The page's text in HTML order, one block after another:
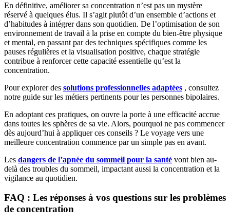
En définitive, améliorer sa concentration n’est pas un mystère
réservé à quelques élus. Il s’agit plutôt d’un ensemble d’actions et
d’habitudes à intégrer dans son quotidien. De l’optimisation de son
environnement de travail à la prise en compte du bien-être physique
et mental, en passant par des techniques spécifiques comme les
pauses régulières et la visualisation positive, chaque stratégie
contribue à renforcer cette capacité essentielle qu’est la
concentration.
Pour explorer des solutions professionnelles adaptées , consultez
notre guide sur les métiers pertinents pour les personnes bipolaires.
En adoptant ces pratiques, on ouvre la porte à une efficacité accrue
dans toutes les sphères de sa vie. Alors, pourquoi ne pas commencer
dès aujourd’hui à appliquer ces conseils ? Le voyage vers une
meilleure concentration commence par un simple pas en avant.
Les dangers de l’apnée du sommeil pour la santé vont bien au-
delà des troubles du sommeil, impactant aussi la concentration et la
vigilance au quotidien.
FAQ : Les réponses à vos questions sur les problèmes
de concentration